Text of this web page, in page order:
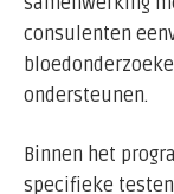
De health
eenvoudig via
De cliënt
verwijsbrief die
De
consulenten
ondersteunen.
Binnen het
specifieke